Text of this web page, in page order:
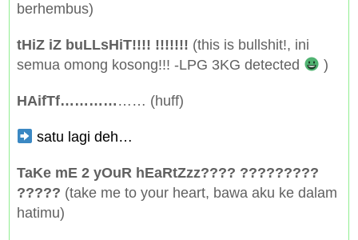
berhembus)
tHiZ iZ buLLsHiT!!!! !!!!!!! (this is bullshit!, ini
semua omong kosong!!! -LPG 3KG detected
)
HAifTf………… …… (huff)
satu lagi deh…
TaKe mE 2 yOuR hEaRtZzz???? ?????????
????? (take me to your heart, bawa aku ke dalam
hatimu)